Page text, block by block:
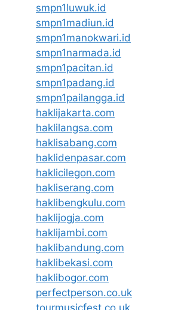
smpn1luwuk.id
smpn1madiun.id
smpn1manokwari.id
smpn1narmada.id
smpn1pacitan.id
smpn1padang.id
smpn1pailangga.id
haklijakarta.com
haklilangsa.com
haklisabang.com
haklidenpasar.com
haklicilegon.com
hakliserang.com
haklibengkulu.com
haklijogja.com
haklijambi.com
haklibandung.com
haklibekasi.com
haklibogor.com
perfectperson.co.uk